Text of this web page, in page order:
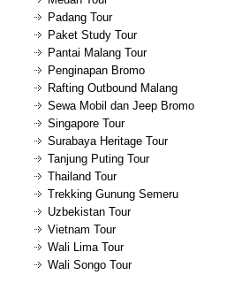
Padang Tour
Paket Study Tour
Pantai Malang Tour
Penginapan Bromo
Rafting Outbound Malang
Sewa Mobil dan Jeep Bromo
Singapore Tour
Surabaya Heritage Tour
Tanjung Puting Tour
Thailand Tour
Trekking Gunung Semeru
Uzbekistan Tour
Vietnam Tour
Wali Lima Tour
Wali Songo Tour